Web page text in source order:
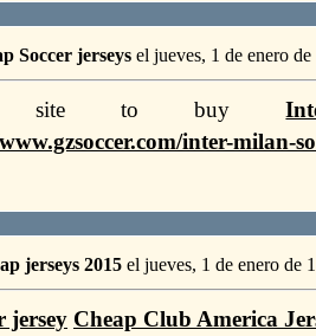
Soccer jerseys el jueves, 1 de enero
site to buy
inter-milan-
jerseys 2015 el jueves, 1 de enero de
jersey Cheap Club America